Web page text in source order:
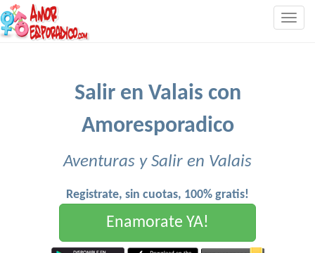
Salir en Valais con
Amoresporadico
Aventuras y Salir en Valais
Registrate, sin cuotas, 100% gratis!
Enamorate YA!